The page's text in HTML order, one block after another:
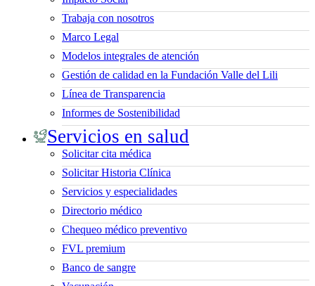
Trabaja con nosotros
Marco Legal
Modelos integrales de atención
Gestión de calidad en la Fundación Valle del Lili
Línea de Transparencia
Informes de Sostenibilidad
Servicios en salud
Solicitar cita médica
Solicitar Historia Clínica
Servicios y especialidades
Directorio médico
Chequeo médico preventivo
FVL premium
Banco de sangre